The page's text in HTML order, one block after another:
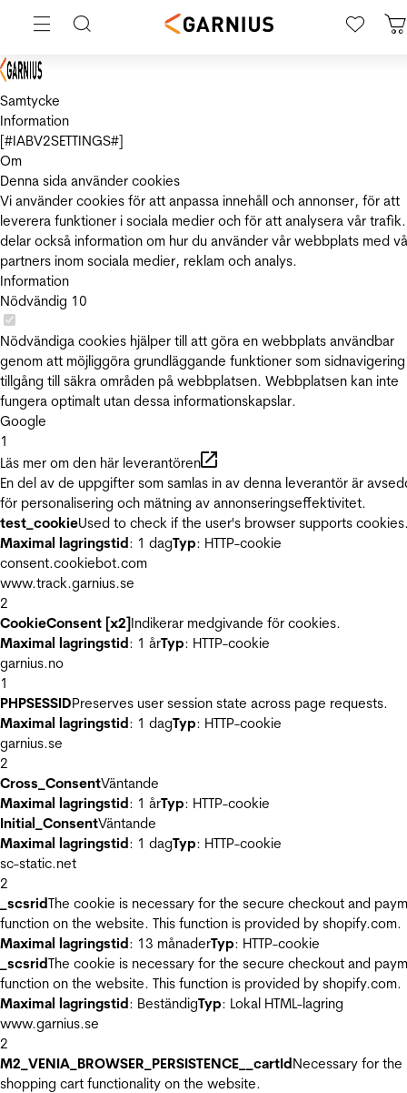
Samtycke
Information
[#IABV2SETTINGS#]
Om
Denna sida använder cookies
Vi använder cookies för att anpassa innehåll och annonser, för att
leverera funktioner i sociala medier och för att analysera vår
delar också information om hur du använder vår webbplats med
partners inom sociala medier, reklam och analys.
Information
Nödvändig 10
Nödvändiga cookies hjälper till att göra en webbplats användbar
genom att möjliggöra grundläggande funktioner som
tillgång till säkra områden på webbplatsen. Webbplatsen kan inte
fungera optimalt utan dessa informationskapslar.
Google
1
Läs mer om den här leverantören
En del av de uppgifter som samlas in av denna leverantör är
för personalisering och mätning av annonseringseffektivitet.
test_cookieUsed to check if the user's browser supports
Maximal lagringstid: 1 dagTyp: HTTP-cookie
consent.cookiebot.com
www.track.garnius.se
2
CookieConsent [x2]Indikerar medgivande för cookies.
Maximal lagringstid: 1 årTyp: HTTP-cookie
garnius.no
1
PHPSESSIDPreserves user session state across page requests.
Maximal lagringstid: 1 dagTyp: HTTP-cookie
garnius.se
2
Cross_ConsentVäntande
Maximal lagringstid: 1 årTyp: HTTP-cookie
Initial_ConsentVäntande
Maximal lagringstid: 1 dagTyp: HTTP-cookie
sc-static.net
2
_scsridThe cookie is necessary for the secure checkout and
function on the website. This function is provided by shopify.com.
Maximal lagringstid: 13 månaderTyp: HTTP-cookie
_scsridThe cookie is necessary for the secure checkout and
function on the website. This function is provided by shopify.com.
Maximal lagringstid: BeständigTyp: Lokal HTML-lagring
www.garnius.se
2
M2_VENIA_BROWSER_PERSISTENCE__cartIdNecessary for the
shopping cart functionality on the website.